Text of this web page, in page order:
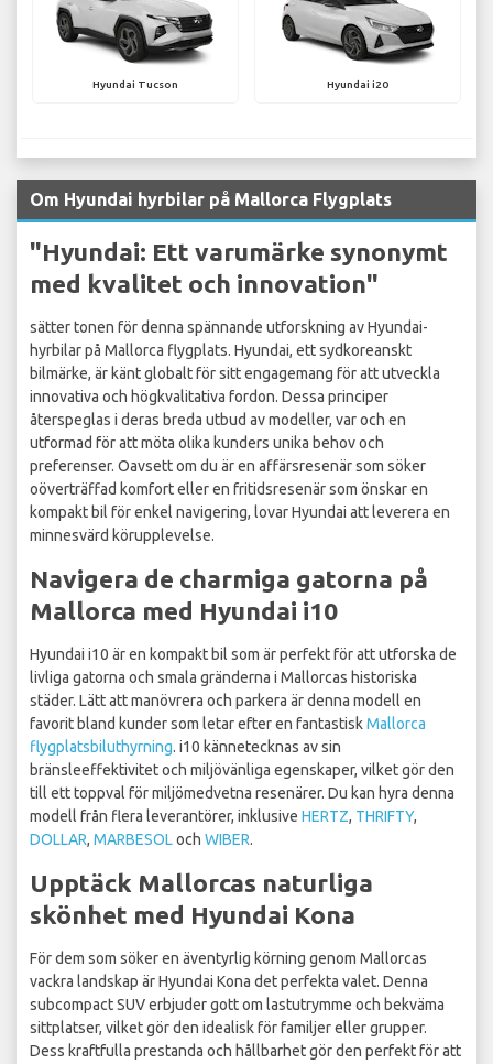
Hyundai Tucson Hyundai i20
Om Hyundai hyrbilar på Mallorca Flygplats
"Hyundai: Ett varumärke synonymt
med kvalitet och innovation"
sätter tonen för denna spännande utforskning av Hyundai-
hyrbilar på Mallorca flygplats. Hyundai, ett sydkoreanskt
bilmärke, är känt globalt för sitt engagemang för att utveckla
innovativa och högkvalitativa fordon. Dessa principer
återspeglas i deras breda utbud av modeller, var och en
utformad för att möta olika kunders unika behov och
preferenser. Oavsett om du är en affärsresenär som söker
oöverträffad komfort eller en fritidsresenär som önskar en
kompakt bil för enkel navigering, lovar Hyundai att leverera en
minnesvärd körupplevelse.
Navigera de charmiga gatorna på
Mallorca med Hyundai i10
Hyundai i10 är en kompakt bil som är perfekt för att utforska de
livliga gatorna och smala gränderna i Mallorcas historiska
städer. Lätt att manövrera och parkera är denna modell en
favorit bland kunder som letar efter en fantastiskMallorca
flygplatsbiluthyrning. i10 kännetecknas av sin
bränsleeffektivitet och miljövänliga egenskaper, vilket gör den
till ett toppval för miljömedvetna resenärer. Du kan hyra denna
modell från flera leverantörer, inklusive HERTZ, THRIFTY,
DOLLAR, MARBESOLoch WIBER.
Upptäck Mallorcas naturliga
skönhet med Hyundai Kona
För dem som söker en äventyrlig körning genom Mallorcas
vackra landskap är Hyundai Kona det perfekta valet. Denna
subcompact SUV erbjuder gott om lastutrymme och bekväma
sittplatser, vilket gör den idealisk för familjer eller grupper.
Dess kraftfulla prestanda och hållbarhet gör den perfekt för att